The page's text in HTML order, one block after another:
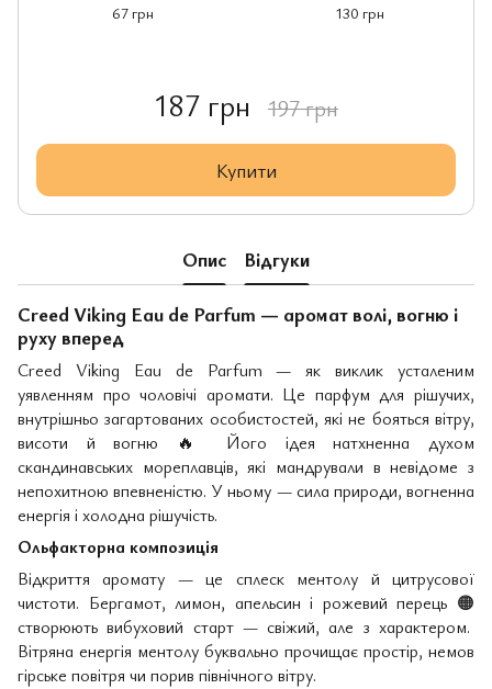
67 грн 130 грн
187 грн 197 грн
Купити
Опис Відгуки
Creed Viking Eau de Parfum — аромат волі, вогню і
руху вперед
Creed Viking Eau de Parfum — як виклик усталеним
уявленням про чоловічі аромати. Це парфум для рішучих,
внутрішньо загартованих особистостей, які не бояться вітру,
висоти й вогню
🔥
Його ідея натхненна духом
скандинавських мореплавців, які мандрували в невідоме з
непохитною впевненістю. У ньому — сила природи, вогненна
енергія і холодна рішучість.
Ольфакторна композиція
Відкриття аромату — це сплеск ментолу й цитрусової
чистоти. Бергамот, лимон, апельсин і рожевий перець 🟠
створюють вибуховий старт — свіжий, але з характером.
Вітряна енергія ментолу буквально прочищає простір, немов
гірське повітря чи порив північного вітру.